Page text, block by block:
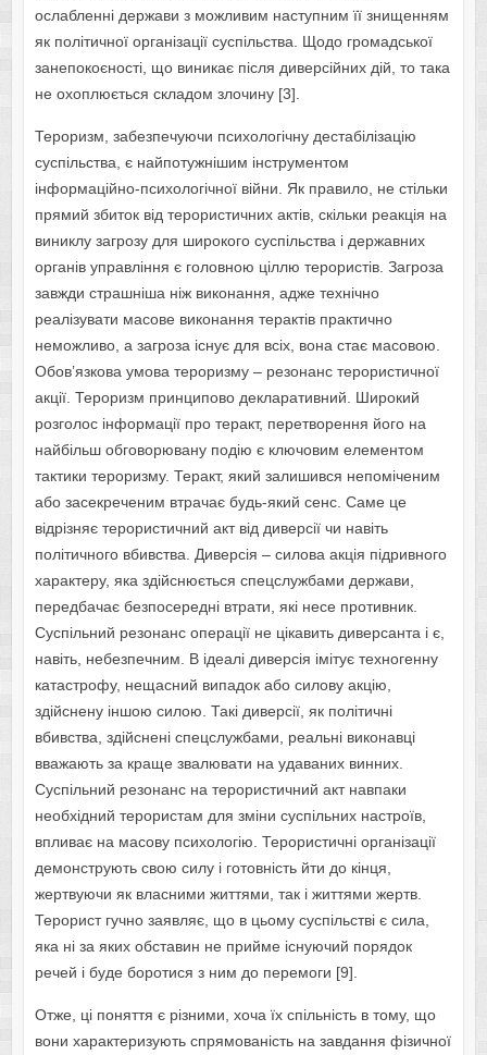
ослабленні держави з можливим наступним її знищенням
як політичної організації суспільства. Щодо громадської
занепокоєності, що виникає після диверсійних дій, то така
не охоплюється складом злочину [3].
Тероризм, забезпечуючи психологічну дестабілізацію
суспільства, є найпотужнішим інструментом
інформаційно-психологічної війни. Як правило, не стільки
прямий збиток від терористичних актів, скільки реакція на
виниклу загрозу для широкого суспільства і державних
органів управління є головною ціллю терористів. Загроза
завжди страшніша ніж виконання, адже технічно
реалізувати масове виконання терактів практично
неможливо, а загроза існує для всіх, вона стає масовою.
Обов’язкова умова тероризму – резонанс терористичної
акції. Тероризм принципово декларативний. Широкий
розголос інформації про теракт, перетворення його на
найбільш обговорювану подію є ключовим елементом
тактики тероризму. Теракт, який залишився непоміченим
або засекреченим втрачає будь-який сенс. Саме це
відрізняє терористичний акт від диверсії чи навіть
політичного вбивства. Диверсія – силова акція підривного
характеру, яка здійснюється спецслужбами держави,
передбачає безпосередні втрати, які несе противник.
Суспільний резонанс операції не цікавить диверсанта і є,
навіть, небезпечним. В ідеалі диверсія імітує техногенну
катастрофу, нещасний випадок або силову акцію,
здійснену іншою силою. Такі диверсії, як політичні
вбивства, здійснені спецслужбами, реальні виконавці
вважають за краще звалювати на удаваних винних.
Суспільний резонанс на терористичний акт навпаки
необхідний терористам для зміни суспільних настроїв,
впливає на масову психологію. Терористичні організації
демонструють свою силу і готовність йти до кінця,
жертвуючи як власними життями, так і життями жертв.
Терорист гучно заявляє, що в цьому суспільстві є сила,
яка ні за яких обставин не прийме існуючий порядок
речей і буде боротися з ним до перемоги [9].
Отже, ці поняття є різними, хоча їх спільність в тому, що
вони характеризують спрямованість на завдання фізичної